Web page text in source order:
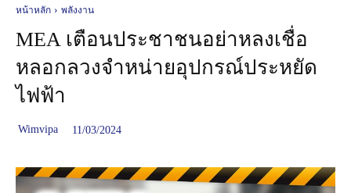
หน้าหลัก พลังงาน
MEA เตือนประชาชนอย่าหลงเชื่อ
หลอกลวงจำหน่ายอุปกรณ์ประหยัด
ไฟฟ้า
Wimvipa 11/03/2024